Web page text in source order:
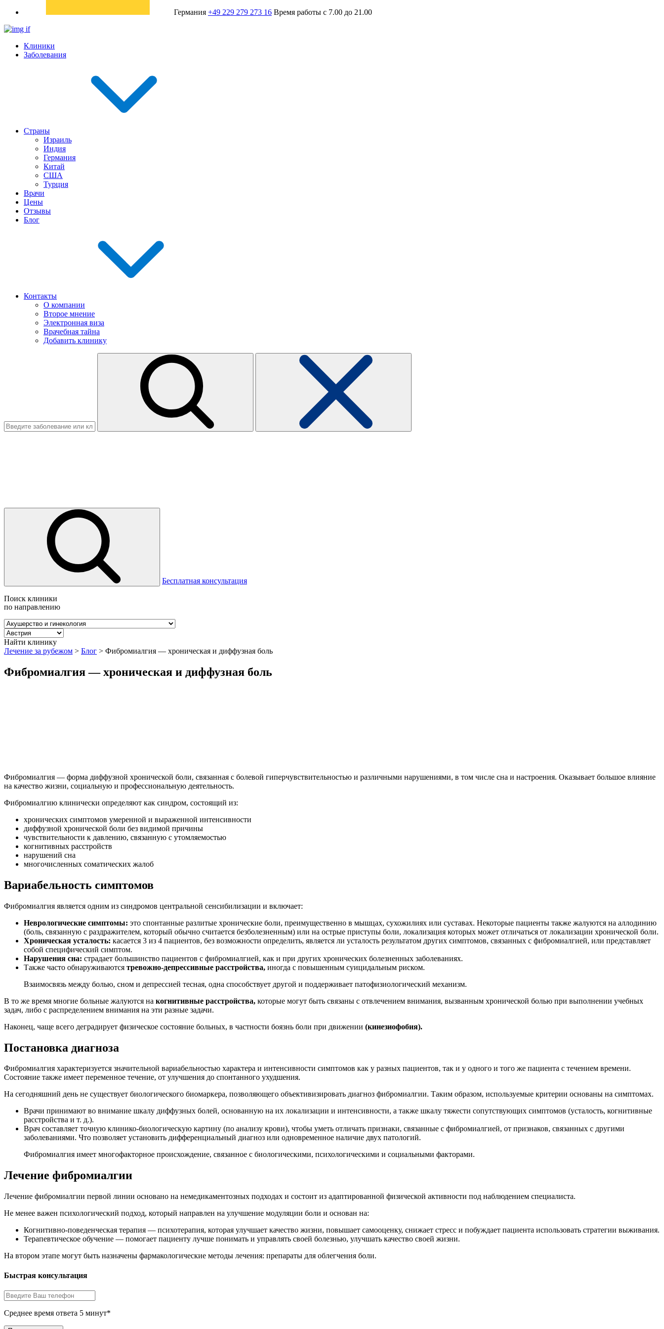
Германия +49 229 279 273 16 Время работы с 7.00 до 21.00
Клиники
Заболевания
Страны
Израиль
Индия
Германия
Китай
США
Турция
Врачи
Цены
Отзывы
Блог
Контакты
О компании
Второе мнение
Электронная виза
Врачебная тайна
Добавить клинику
Бесплатная консультация
Поиск клиники
по направлению
Найти клинику
Лечение за рубежом > Блог > Фибромиалгия — хроническая и диффузная боль
Фибромиалгия — хроническая и диффузная боль
Фибромиалгия — форма диффузной хронической боли, связанная с болевой гиперчувствительностью и различными нарушениями, в том числе сна и настроения. Оказывает большое влияние
на качество жизни, социальную и профессиональную деятельность.
Фибромиалгию клинически определяют как синдром, состоящий из:
хронических симптомов умеренной и выраженной интенсивности
диффузной хронической боли без видимой причины
чувствительности к давлению, связанную с утомляемостью
когнитивных расстройств
нарушений сна
многочисленных соматических жалоб
Вариабельность симптомов
Фибромиалгия является одним из синдромов центральной сенсибилизации и включает:
Неврологические симптомы: это спонтанные разлитые хронические боли, преимущественно в мышцах, сухожилиях или суставах. Некоторые пациенты также жалуются на аллодинию
(боль, связанную с раздражителем, который обычно считается безболезненным) или на острые приступы боли, локализация которых может отличаться от локализации хронической боли.
Хроническая усталость: касается 3 из 4 пациентов, без возможности определить, является ли усталость результатом других симптомов, связанных с фибромиалгией, или представляет
собой специфический симптом.
Нарушения сна: страдает большинство пациентов с фибромиалгией, как и при других хронических болезненных заболеваниях.
Также часто обнаруживаются тревожно-депрессивные расстройства, иногда с повышенным суицидальным риском.
Взаимосвязь между болью, сном и депрессией тесная, одна способствует другой и поддерживает патофизиологический механизм.
В то же время многие больные жалуются на когнитивные расстройства, которые могут быть связаны с отвлечением внимания, вызванным хронической болью при выполнении учебных
задач, либо с распределением внимания на эти разные задачи.
Наконец, чаще всего деградирует физическое состояние больных, в частности боязнь боли при движении (кинезиофобия).
Постановка диагноза
Фибромиалгия характеризуется значительной вариабельностью характера и интенсивности симптомов как у разных пациентов, так и у одного и того же пациента с течением времени.
Состояние также имеет переменное течение, от улучшения до спонтанного ухудшения.
На сегодняшний день не существует биологического биомаркера, позволяющего объективизировать диагноз фибромиалгии. Таким образом, используемые критерии основаны на симптомах.
Врачи принимают во внимание шкалу диффузных болей, основанную на их локализации и интенсивности, а также шкалу тяжести сопутствующих симптомов (усталость, когнитивные
расстройства и т. д.).
Врач составляет точную клинико-биологическую картину (по анализу крови), чтобы уметь отличать признаки, связанные с фибромиалгией, от признаков, связанных с другими
заболеваниями. Что позволяет установить дифференциальный диагноз или одновременное наличие двух патологий.
Фибромиалгия имеет многофакторное происхождение, связанное с биологическими, психологическими и социальными факторами.
Лечение фибромиалгии
Лечение фибромиалгии первой линии основано на немедикаментозных подходах и состоит из адаптированной физической активности под наблюдением специалиста.
Не менее важен психологический подход, который направлен на улучшение модуляции боли и основан на:
Когнитивно-поведенческая терапия — психотерапия, которая улучшает качество жизни, повышает самооценку, снижает стресс и побуждает пациента использовать стратегии выживания.
Терапевтическое обучение — помогает пациенту лучше понимать и управлять своей болезнью, улучшать качество своей жизни.
На втором этапе могут быть назначены фармакологические методы лечения: препараты для облегчения боли.
Быстрая консультация
Среднее время ответа 5 минут*